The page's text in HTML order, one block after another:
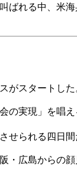
ばれる中、米
がスタートした
の実現」を唱
せられる四日間
・広島からの